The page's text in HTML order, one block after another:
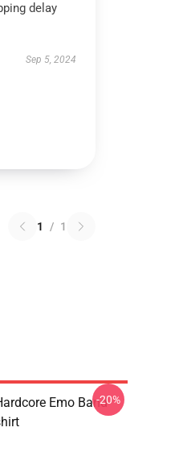
delay
Sep 5, 2024
1 / 1
Emo Band-20%